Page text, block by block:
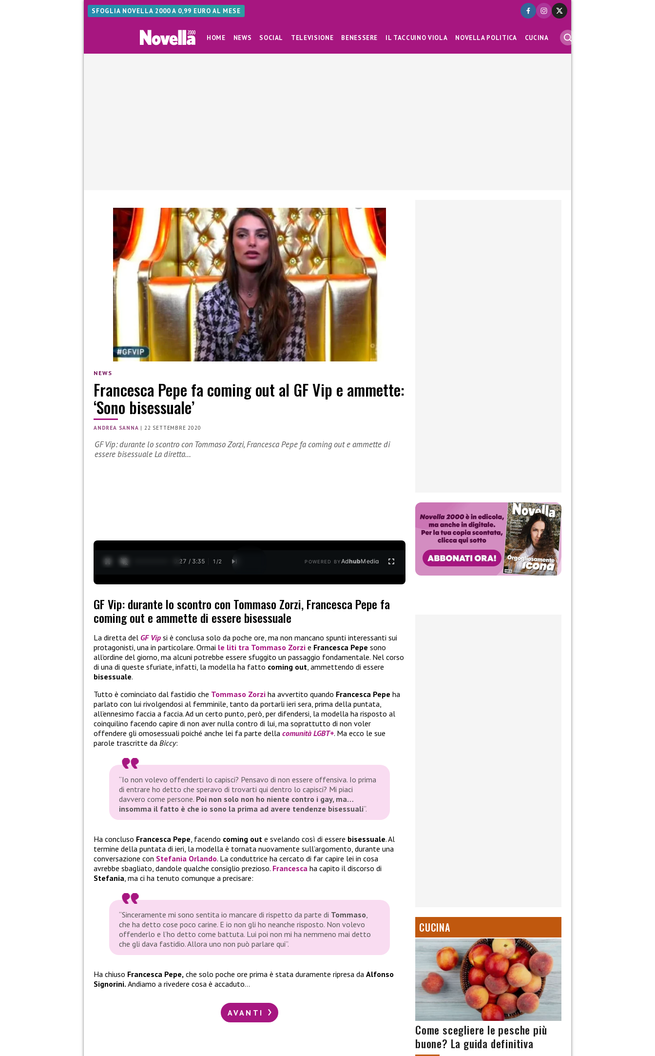
SFOGLIA NOVELLA 2000 A 0,99 EURO AL MESE
HOME NEWS SOCIAL TELEVISIONE BENESSERE IL TACCUINO VIOLA NOVELLA POLITICA CUCINA
NEWS
Francesca Pepe fa coming out al GF Vip e ammette:
‘Sono bisessuale’
ANDREA SANNA |22 SETTEMBRE 2020
GF Vip: durante lo scontro con Tommaso Zorzi, Francesca Pepe fa coming out e ammette di
essere bisessuale La diretta…
0:28 / 3:35 1 /2 POWERED BYAdhubMedia
GF Vip: durante lo scontro con Tommaso Zorzi, Francesca Pepe fa
coming out e ammette di essere bisessuale
La diretta del GF Vip si è conclusa solo da poche ore, ma non mancano spunti interessanti sui
protagonisti, una in particolare. Ormai le liti tra Tommaso Zorzi e Francesca Pepe sono
all’ordine del giorno, ma alcuni potrebbe essere sfuggito un passaggio fondamentale. Nel corso
di una di queste sfuriate, infatti, la modella ha fatto coming out, ammettendo di essere
bisessuale.
Tutto è cominciato dal fastidio che Tommaso Zorzi ha avvertito quando Francesca Pepe ha
parlato con lui rivolgendosi al femminile, tanto da portarli ieri sera, prima della puntata,
all’ennesimo faccia a faccia. Ad un certo punto, però, per difendersi, la modella ha risposto al
coinquilino facendo capire di non aver nulla contro di lui, ma soprattutto di non voler
offendere gli omosessuali poiché anche lei fa parte della comunità LGBT+. Ma ecco le sue
parole trascritte da Biccy:
“Io non volevo offenderti lo capisci? Pensavo di non essere offensiva. Io prima
di entrare ho detto che speravo di trovarti qui dentro lo capisci? Mi piaci
davvero come persone. Poi non solo non ho niente contro i gay, ma…
insomma il fatto è che io sono la prima ad avere tendenze bisessuali“.
Ha concluso Francesca Pepe, facendo coming out e svelando così di essere bisessuale. Al
termine della puntata di ieri, la modella è tornata nuovamente sull’argomento, durante una
conversazione con Stefania Orlando. La conduttrice ha cercato di far capire lei in cosa
avrebbe sbagliato, dandole qualche consiglio prezioso. Francesca ha capito il discorso di
Stefania, ma ci ha tenuto comunque a precisare:
“Sinceramente mi sono sentita io mancare di rispetto da parte di Tommaso,
che ha detto cose poco carine. E io non gli ho neanche risposto. Non volevo
offenderlo e l’ho detto come battuta. Lui poi non mi ha nemmeno mai detto
che gli dava fastidio. Allora uno non può parlare qui”.
Ha chiuso Francesca Pepe, che solo poche ore prima è stata duramente ripresa da Alfonso
Signorini. Andiamo a rivedere cosa è accaduto…
AVANTI
CUCINA
Come scegliere le pesche più
buone? La guida definitiva